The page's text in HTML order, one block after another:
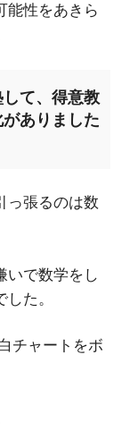
能性をあきら
て、得意教
ありました
っ張るのは数
いで数学をし
た。
チャートをボ